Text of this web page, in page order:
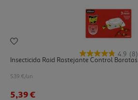
4.9 (8)
Insecticida Raid Rastejante Control Baratas
5.39 €/un
5,39 €